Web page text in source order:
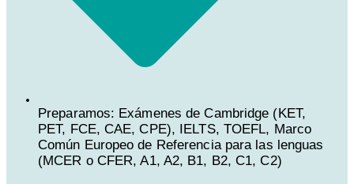
Preparamos: Exámenes de Cambridge (KET,
PET, FCE, CAE, CPE), IELTS, TOEFL, Marco
Común Europeo de Referencia para las lenguas
(MCER o CFER, A1, A2, B1, B2, C1, C2)